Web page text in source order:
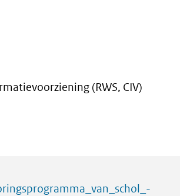
(RWS, CIV)